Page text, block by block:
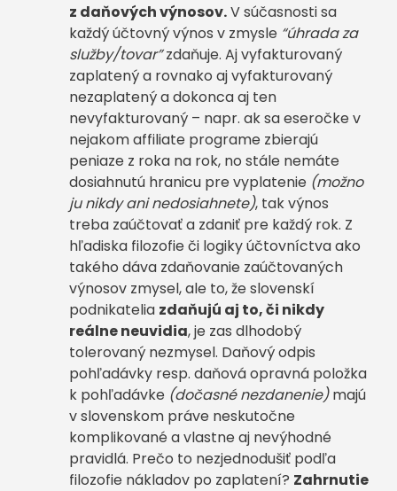
z daňových výnosov.V súčasnosti sa
každý účtovný výnos v zmysle “úhrada za
služby/tovar”zdaňuje. Aj vyfakturovaný
zaplatený a rovnako aj vyfakturovaný
nezaplatený a dokonca aj ten
nevyfakturovaný – napr. ak sa eseročke v
nejakom affiliate programe zbierajú
peniaze z roka na rok, no stále nemáte
dosiahnutú hranicu pre vyplatenie (možno
ju nikdy ani nedosiahnete), tak výnos
treba zaúčtovať a zdaniť pre každý rok. Z
hľadiska filozofie či logiky účtovníctva ako
takého dáva zdaňovanie zaúčtovaných
výnosov zmysel, ale to, že slovenskí
podnikatelia zdaňujú aj to, či nikdy
reálne neuvidia, je zas dlhodobý
tolerovaný nezmysel. Daňový odpis
pohľadávky resp. daňová opravná položka
k pohľadávke (dočasné nezdanenie)majú
v slovenskom práve neskutočne
komplikované a vlastne aj nevýhodné
pravidlá. Prečo to nezjednodušiť podľa
filozofie nákladov po zaplatení? Zahrnutie